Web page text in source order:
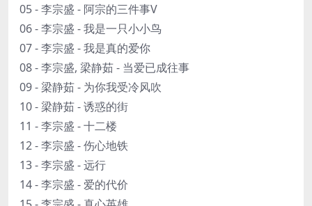
05 - 李宗盛 - 阿宗的三件事V
06 - 李宗盛 - 我是一只小小鸟
07 - 李宗盛 - 我是真的爱你
08 - 李宗盛, 梁静茹 - 当爱已成往事
09 - 梁静茹 - 为你我受冷风吹
10 - 梁静茹 - 诱惑的街
11 - 李宗盛 - 十二楼
12 - 李宗盛 - 伤心地铁
13 - 李宗盛 - 远行
14 - 李宗盛 - 爱的代价